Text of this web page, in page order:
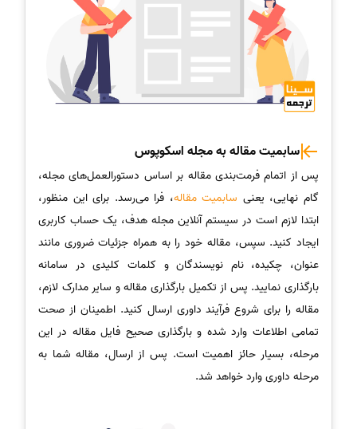
سابمیت مقاله به مجله اسکوپوس
پس از اتمام فرمت‌بندی مقاله بر اساس دستورالعمل‌های مجله،
گام نهایی، یعنی سابمیت مقاله، فرا می‌رسد. برای این منظور،
ابتدا لازم است در سیستم آنلاین مجله هدف، یک حساب کاربری
ایجاد کنید. سپس، مقاله خود را به همراه جزئیات ضروری مانند
عنوان، چکیده، نام نویسندگان و کلمات کلیدی در سامانه
بارگذاری نمایید. پس از تکمیل بارگذاری مقاله و سایر مدارک لازم،
مقاله را برای شروع فرآیند داوری ارسال کنید. اطمینان از صحت
تمامی اطلاعات وارد شده و بارگذاری صحیح فایل مقاله در این
مرحله، بسیار حائز اهمیت است. پس از ارسال، مقاله شما به
مرحله داوری وارد خواهد شد.